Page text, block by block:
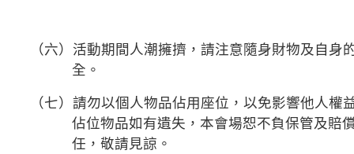
（六）活動期間人潮擁擠，請注意隨身財物及自身
全。
（七）請勿以個人物品佔用座位，以免影響他人權
佔位物品如有遺失，本會場恕不負保管及賠
任，敬請見諒。